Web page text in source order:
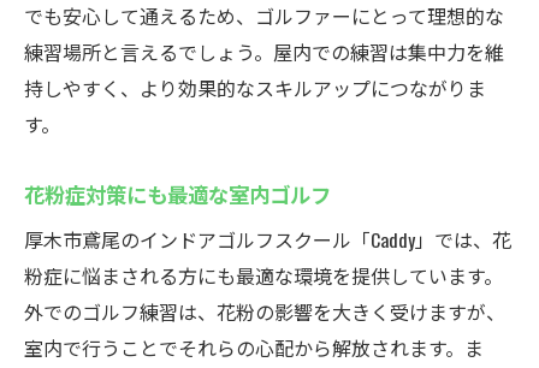
でも安心して通えるため、ゴルファーにとって理想的な
練習場所と言えるでしょう。屋内での練習は集中力を維
持しやすく、より効果的なスキルアップにつながりま
す。
花粉症対策にも最適な室内ゴルフ
厚木市鳶尾のインドアゴルフスクール「Caddy」では、花
粉症に悩まされる方にも最適な環境を提供しています。
外でのゴルフ練習は、花粉の影響を大きく受けますが、
室内で行うことでそれらの心配から解放されます。ま